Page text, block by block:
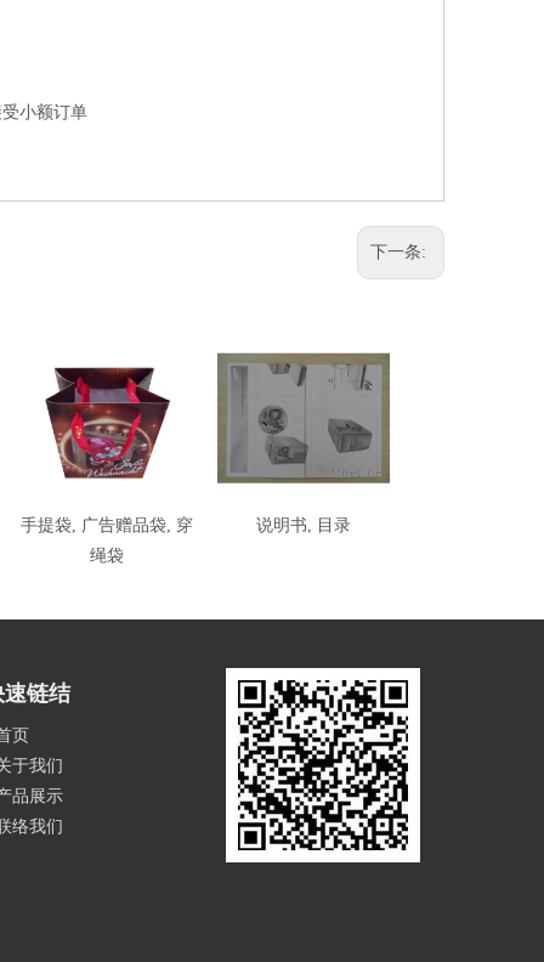
小额订单
下一条:
手提袋, 广告赠品袋, 穿
绳袋
说明书, 目录
速链结
页
于我们
品展示
络我们